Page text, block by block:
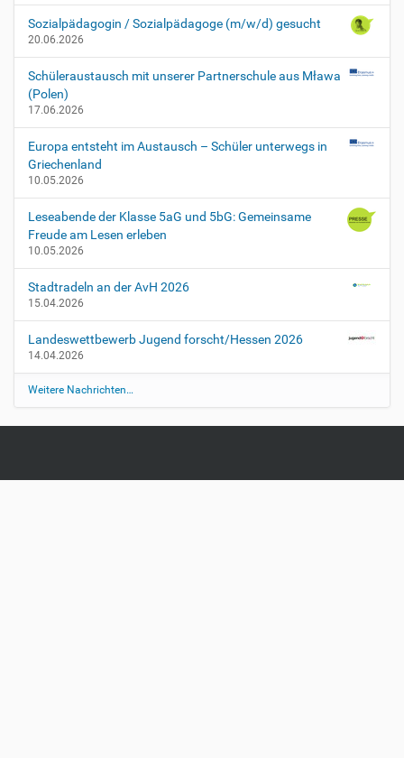
Sozialpädagogin / Sozialpädagoge (m/w/d) gesucht
20.06.2026
Schüleraustausch mit unserer Partnerschule aus Mława
(Polen)
17.06.2026
Europa entsteht im Austausch – Schüler unterwegs in
Griechenland
10.05.2026
Leseabende der Klasse 5aG und 5bG: Gemeinsame
Freude am Lesen erleben
10.05.2026
Stadtradeln an der AvH 2026
15.04.2026
Landeswettbewerb Jugend forscht/Hessen 2026
14.04.2026
Weitere Nachrichten…